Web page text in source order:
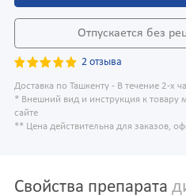
Отпускается без
2 отзыва
Доставка по Ташкенту - В течение 2-х
* Внешний вид и инструкция к товару
сайте
** Цена действительна для заказов,
Свойства препарата